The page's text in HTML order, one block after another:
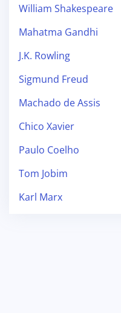
William Shakespeare
Mahatma Gandhi
J.K. Rowling
Sigmund Freud
Machado de Assis
Chico Xavier
Paulo Coelho
Tom Jobim
Karl Marx